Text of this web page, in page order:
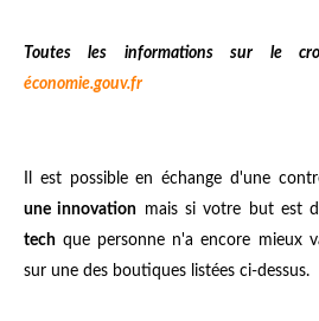
Toutes les informations sur le
économie.gouv.fr
Il est possible en échange d'une
une innovation mais si votre but est
tech que personne n'a encore mieux
sur une des boutiques listées ci-dessus.